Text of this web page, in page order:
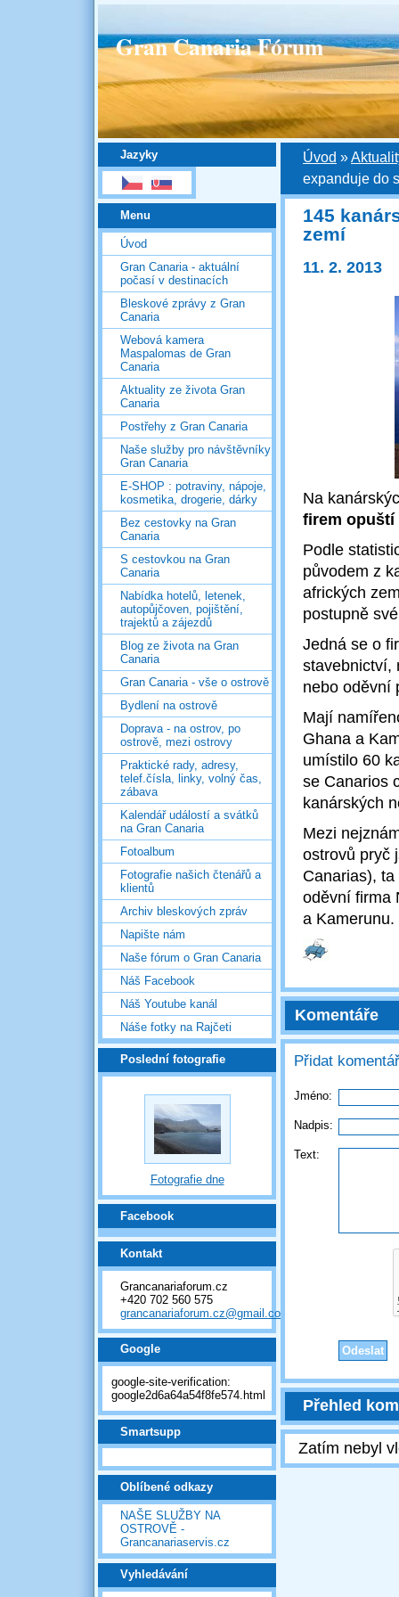
Gran Canaria Fórum
Jazyky
Menu
Úvod
Gran Canaria - aktuální
počasí v destinacích
Bleskové zprávy z Gran
Canaria
Webová kamera
Maspalomas de Gran
Canaria
Aktuality ze života Gran
Canaria
Postřehy z Gran Canaria
Naše služby pro návštěvníky
Gran Canaria
E-SHOP : potraviny, nápoje,
kosmetika, drogerie, dárky
Bez cestovky na Gran
Canaria
S cestovkou na Gran
Canaria
Nabídka hotelů, letenek,
autopůjčoven, pojištění,
trajektů a zájezdů
Blog ze života na Gran
Canaria
Gran Canaria - vše o ostrově
Bydlení na ostrově
Doprava - na ostrov, po
ostrově, mezi ostrovy
Praktické rady, adresy,
telef.čísla, linky, volný čas,
zábava
Kalendář událostí a svátků
na Gran Canaria
Fotoalbum
Fotografie našich čtenářů a
klientů
Archiv bleskových zpráv
Napište nám
Naše fórum o Gran Canaria
Náš Facebook
Náš Youtube kanál
Náše fotky na Rajčeti
Poslední fotografie
Fotografie dne
Facebook
Kontakt
Grancanariaforum.cz
+420 702 560 575
grancanariaforum.cz@gmail.com
Google
google-site-verification:
google2d6a64a54f8fe574.html
Smartsupp
Oblíbené odkazy
NAŠE SLUŽBY NA
OSTROVĚ -
Grancanariaservis.cz
Vyhledávání
Úvod »
expanduje do
145
zemí
11. 2. 2013
Na
firem opuští
Podle
původem z
afrických
postupně
Jedná se o
stavebnictví,
nebo oděvní
Mají
Ghana a
umístilo 60
se Canarios
kanárských
Mezi
ostrovů pryč
Canarias),
oděvní firma
a Kamerunu.
Komentáře
Přidat komentář
Jméno:
Nadpis:
Text:
Přehled
Zatím nebyl